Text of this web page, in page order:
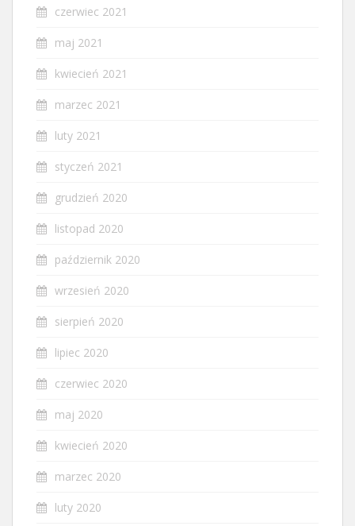
czerwiec 2021
maj 2021
kwiecień 2021
marzec 2021
luty 2021
styczeń 2021
grudzień 2020
listopad 2020
październik 2020
wrzesień 2020
sierpień 2020
lipiec 2020
czerwiec 2020
maj 2020
kwiecień 2020
marzec 2020
luty 2020